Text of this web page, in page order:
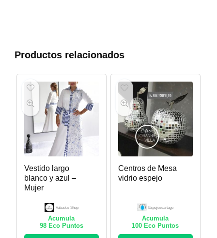
Productos relacionados
Vestido largo
blanco y azul –
Mujer
Vabadus Shop
Acumula
98Eco Puntos
Centros de Mesa
vidrio espejo
Espejoscartago
Acumula
100 Eco Puntos